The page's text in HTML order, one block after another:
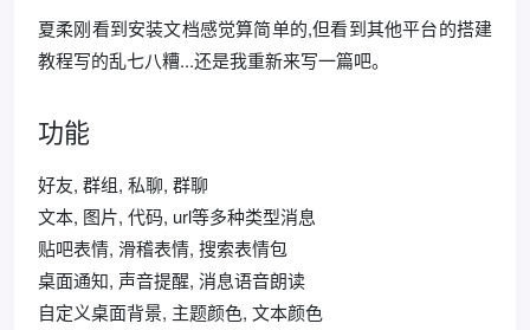
夏柔刚看到安装文档感觉算简单的,但看到其他平台的搭建
教程写的乱七八糟...还是我重新来写一篇吧。
功能
好友, 群组, 私聊, 群聊
文本, 图片, 代码, url等多种类型消息
贴吧表情, 滑稽表情, 搜索表情包
桌面通知, 声音提醒, 消息语音朗读
自定义桌面背景, 主题颜色, 文本颜色